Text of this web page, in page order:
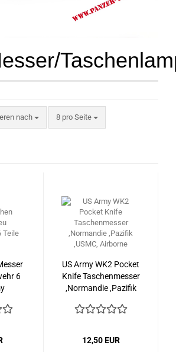
nach
nach 8 pro Seite
pro Seite
6
US Army WK2 Pocket
Knife Taschenmesser
,Normandie ,Pazifik
12,50 EUR